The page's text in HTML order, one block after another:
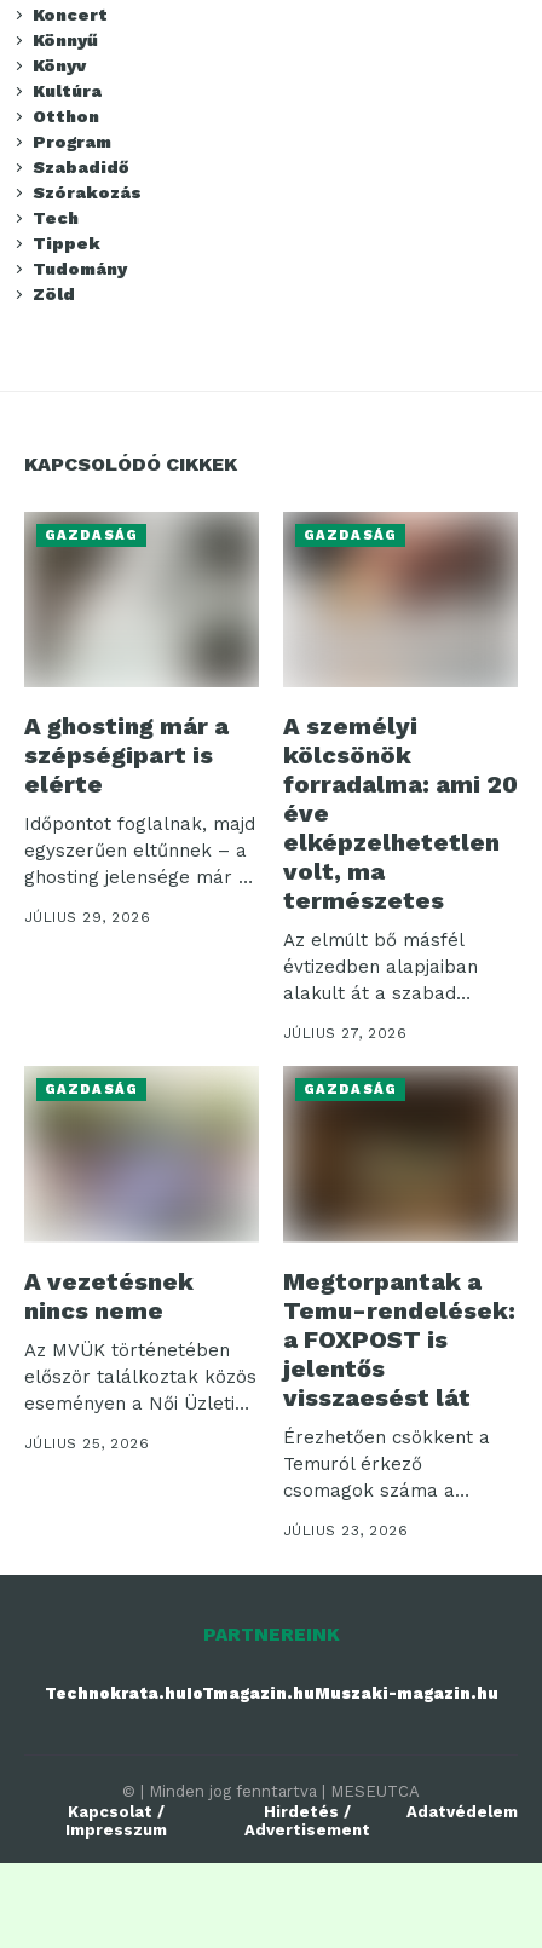
Koncert
Könnyű
Könyv
Kultúra
Otthon
Program
Szabadidő
Szórakozás
Tech
Tippek
Tudomány
Zöld
KAPCSOLÓDÓ CIKKEK
GAZDASÁG
A ghosting már a
szépségipart is
elérte
Időpontot foglalnak, majd
egyszerűen eltűnnek – a
ghosting jelensége már a
szépségszalonok...
JÚLIUS 29, 2026
GAZDASÁG
A személyi
kölcsönök
forradalma: ami 20
éve
elképzelhetetlen
volt, ma
természetes
Az elmúlt bő másfél
évtizedben alapjaiban
alakult át a szabad
felhasználású hitelek...
JÚLIUS 27, 2026
GAZDASÁG
A vezetésnek
nincs neme
Az MVÜK történetében
először találkoztak közös
eseményen a Női Üzleti
Klub és...
JÚLIUS 25, 2026
GAZDASÁG
Megtorpantak a
Temu-rendelések:
a FOXPOST is
jelentős
visszaesést lát
Érezhetően csökkent a
Temuról érkező
csomagok száma a
FOXPOST hálózatában az
Európai...
JÚLIUS 23, 2026
PARTNEREINK
Technokrata.huIoTmagazin.huMuszaki-magazin.hu
© | Minden jog fenntartva | MESEUTCA
Kapcsolat /
Impresszum
Hirdetés /
Advertisement
Adatvédelem